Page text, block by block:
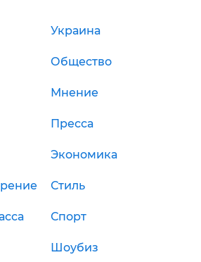
Украина
Общество
Мнение
Пресса
Экономика
Стиль
Спорт
Шоубиз